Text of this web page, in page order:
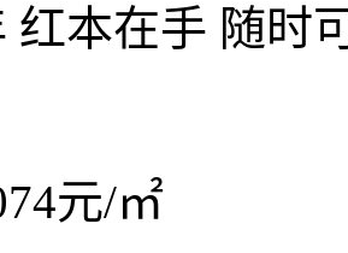
红本在手 随时
元/㎡